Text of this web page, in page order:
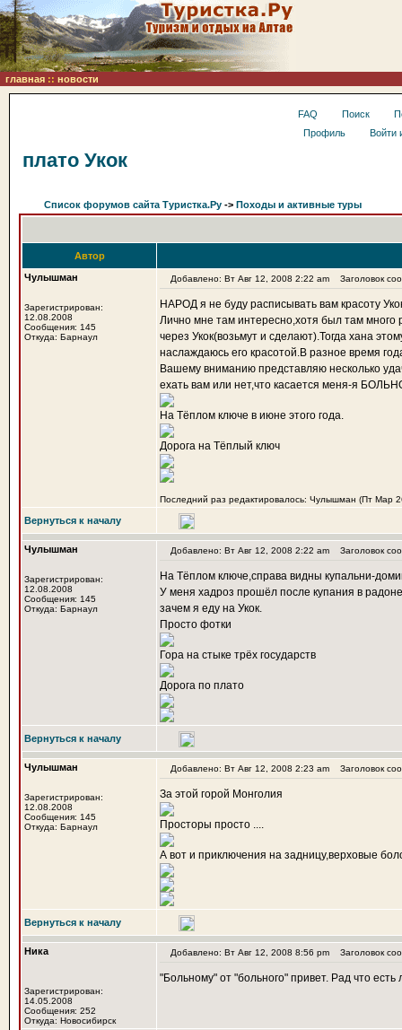
главная :: новости
FAQ Поиск
Профиль
Войти
плато Укок
Список форумов сайта Туристка.Ру -> Походы и активные туры
Автор
Чулышман
Зарегистрирован:
12.08.2008
Сообщения: 145
Откуда: Барнаул
Добавлено: Вт Авг 12, 2008 2:22 am Заголовок
НАРОД я не буду расписывать вам красоту
Лично мне там интересно,хотя был там много
через Укок(возьмут и сделают).Тогда хана
наслаждаюсь его красотой.В разное время
Вашему вниманию представляю несколько
ехать вам или нет,что касается меня-я
На Тёплом ключе в июне этого года.
Дорога на Тёплый ключ
Последний раз редактировалось: Чулышман (Пт Мар
Вернуться к началу
Чулышман
Зарегистрирован:
12.08.2008
Сообщения: 145
Откуда: Барнаул
Добавлено: Вт Авг 12, 2008 2:22 am Заголовок
На Тёплом ключе,справа видны купальни-
У меня хадроз прошёл после купания в
зачем я еду на Укок.
Просто фотки
Гора на стыке трёх государств
Дорога по плато
Вернуться к началу
Чулышман
Зарегистрирован:
12.08.2008
Сообщения: 145
Откуда: Барнаул
Добавлено: Вт Авг 12, 2008 2:23 am Заголовок
За этой горой Монголия
Просторы просто ....
А вот и приключения на задницу,верховые
Вернуться к началу
Ника
Зарегистрирован:
14.05.2008
Сообщения: 252
Откуда: Новосибирск
Добавлено: Вт Авг 12, 2008 8:56 pm Заголовок
"Больному" от "больного" привет. Рад что